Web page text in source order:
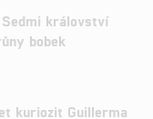
království
bobek
kuriozit Guillerma